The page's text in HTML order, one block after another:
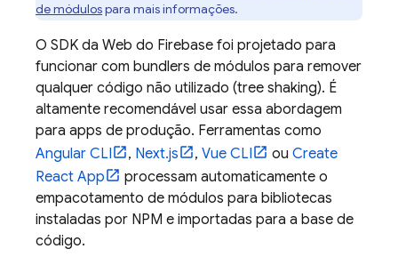
de módulospara mais informações.
O SDK da Web do Firebase foi projetado para
funcionar com bundlers de módulos para remover
qualquer código não utilizado (tree shaking). É
altamente recomendável usar essa abordagem
para apps de produção. Ferramentas como
Angular CLI
, Next.js , Vue CLI ou Create
React App
processam automaticamente o
empacotamento de módulos para bibliotecas
instaladas por NPM e importadas para a base de
código.